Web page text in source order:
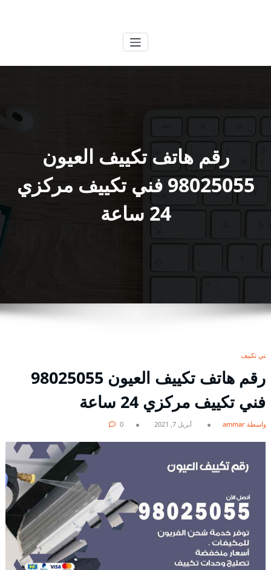
رقم هاتف تكييف العيون
98025055 فني تكييف مركزي
24 ساعة
فني تكييف
رقم هاتف تكييف العيون 98025055
فني تكييف مركزي 24 ساعة
بواسطة ammar أبريل 7, 2021 0